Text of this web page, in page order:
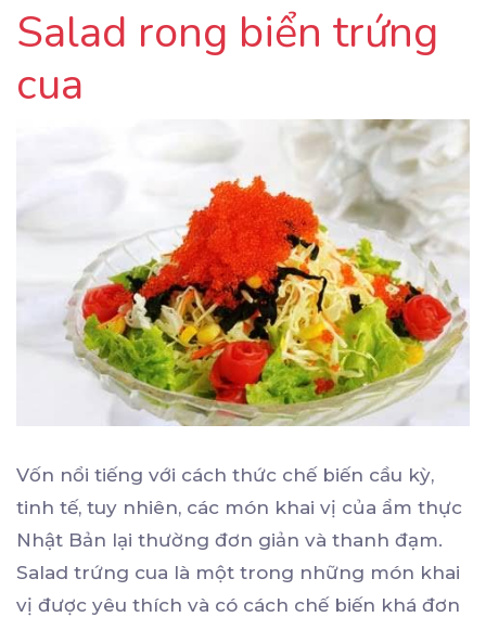
Salad rong biển trứng
cua
Vốn nổi tiếng với cách thức chế biến cầu kỳ,
tinh tế, tuy nhiên, các món khai vị của ẩm thực
Nhật Bản lại thường đơn giản và thanh đạm.
Salad trứng cua là một trong những món khai
vị được yêu thích và có cách chế biến khá đơn